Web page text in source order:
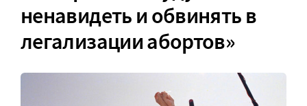
ненавидеть и обвинять в
легализации абортов»